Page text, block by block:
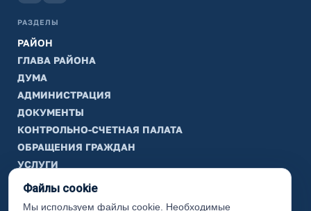
РАЗДЕЛЫ
РАЙОН
ГЛАВА РАЙОНА
ДУМА
АДМИНИСТРАЦИЯ
ДОКУМЕНТЫ
КОНТРОЛЬНО-СЧЕТНАЯ ПАЛАТА
ОБРАЩЕНИЯ ГРАЖДАН
УСЛУГИ
ТИК
ИНФОРМАЦИЯ
Файлы cookie
Мы используем файлы cookie. Необходимые